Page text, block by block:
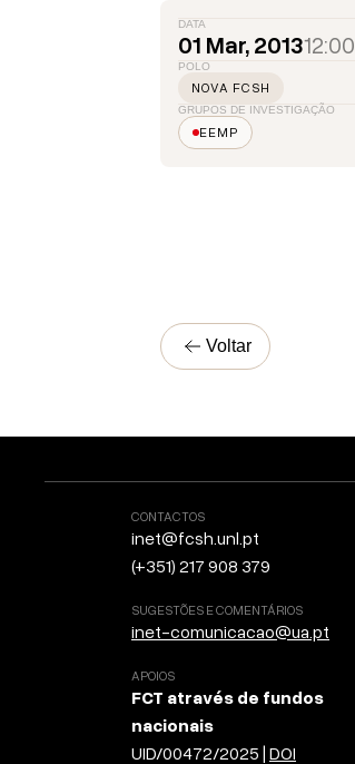
DATA
01 Mar, 201312:00
POLO
NOVA FCSH
GRUPOS DE INVESTIGAÇÃO
EEMP
Voltar
CONTACTOS
inet@fcsh.unl.pt
(+351) 217 908 379
SUGESTÕES E COMENTÁRIOS
inet-comunicacao@ua.pt
APOIOS
FCT através de fundos
nacionais
UID/00472/2025 | DOI